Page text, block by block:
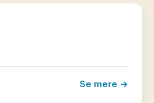
Se mere →